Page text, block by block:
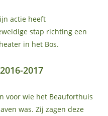
actie heeft
stap richting een
in het Bos.
2017
voor wie het Beauforthuis
was. Zij zagen deze